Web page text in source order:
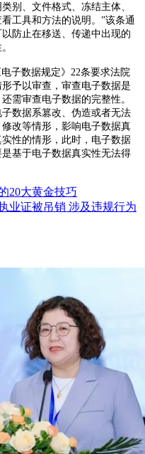
别、文件格式、冻结主体、
工具和方法的说明。”该条通
防止在移送、传递中出现的
电子数据规定》 22条要求法院
予以审查，审查电子数据是
需审查电子数据的完整性。
数据系篡改、伪造或者无法
改等情形，影响电子数据真
性的情形，此时，电子数据
基于电子数据真实性无法得
20大黄金技巧
业证被吊销 涉及违规行为